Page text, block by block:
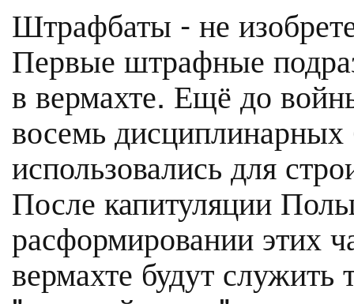
Штрафбаты - не
Первые штрафные
в вермахте. Ещё до
восемь
использовались для
После капитуляции
расформировании этих
вермахте будут